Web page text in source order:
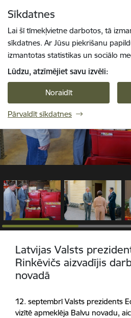
Sīkdatnes
Lai šī tīmekļvietne darbotos, tā
sīkdatnes. Ar Jūsu piekrišanu
izmantotas statistikas un sociālo
Lūdzu, atzīmējiet savu izvēli:
Noraidīt
Pārvaldīt sīkdatnes
1 / 11
Latvijas Valsts
Rinkēvičs aizvadījis
novadā
12. septembrī Valsts prezidents
vizītē apmeklēja Balvu novadu,